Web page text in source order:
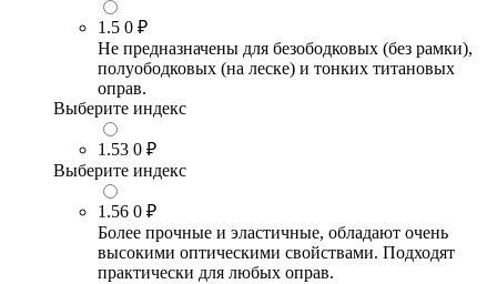
1.5 0 ₽
Не предназначены для безободковых (без рамки),
полуободковых (на леске) и тонких титановых
оправ.
Выберите индекс
1.53 0 ₽
Выберите индекс
1.56 0 ₽
Более прочные и эластичные, обладают очень
высокими оптическими свойствами. Подходят
практически для любых оправ.